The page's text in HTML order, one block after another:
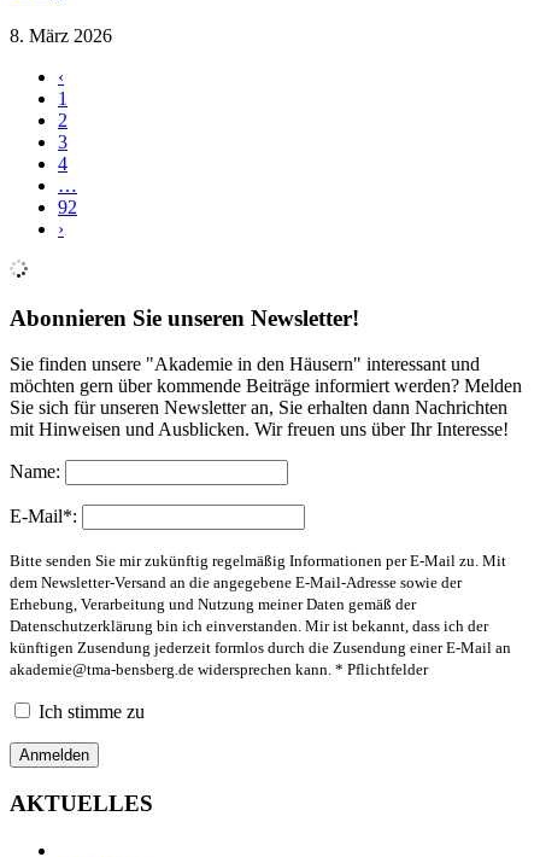
8. März 2026
‹
1
2
3
4
…
92
›
Abonnieren Sie unseren Newsletter!
Sie finden unsere "Akademie in den Häusern" interessant und
möchten gern über kommende Beiträge informiert werden? Melden
Sie sich für unseren Newsletter an, Sie erhalten dann Nachrichten
mit Hinweisen und Ausblicken. Wir freuen uns über Ihr Interesse!
Name:
E-Mail*:
Bitte senden Sie mir zukünftig regelmäßig Informationen per E-Mail zu. Mit
dem Newsletter-Versand an die angegebene E-Mail-Adresse sowie der
Erhebung, Verarbeitung und Nutzung meiner Daten gemäß der
Datenschutzerklärung bin ich einverstanden. Mir ist bekannt, dass ich der
künftigen Zusendung jederzeit formlos durch die Zusendung einer E-Mail an
akademie@tma-bensberg.de widersprechen kann. * Pflichtfelder
Ich stimme zu
AKTUELLES